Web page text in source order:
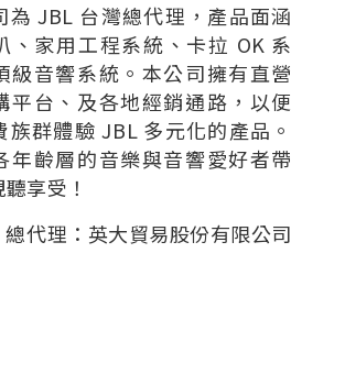
JBL 台灣總代理，產品面涵
、家用工程系統、卡拉 OK 系
級音響系統。本公司擁有直營
平台、及各地經銷通路，以便
族群體驗 JBL 多元化的產品。
年齡層的音樂與音響愛好者帶
享受！
總代理：英大貿易股份有限公司